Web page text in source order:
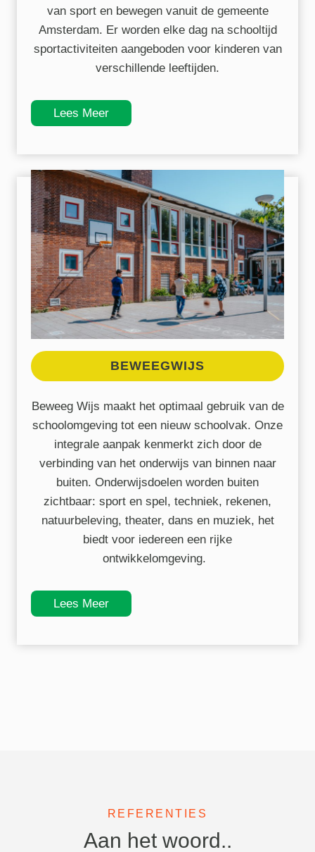
van sport en bewegen vanuit de gemeente
Amsterdam. Er worden elke dag na schooltijd
sportactiviteiten aangeboden voor kinderen van
verschillende leeftijden.
Lees Meer
BEWEEGWIJS
Beweeg Wijs maakt het optimaal gebruik van de
schoolomgeving tot een nieuw schoolvak. Onze
integrale aanpak kenmerkt zich door de
verbinding van het onderwijs van binnen naar
buiten. Onderwijsdoelen worden buiten
zichtbaar: sport en spel, techniek, rekenen,
natuurbeleving, theater, dans en muziek, het
biedt voor iedereen een rijke
ontwikkelomgeving.
Lees Meer
REFERENTIES
Aan het woord..